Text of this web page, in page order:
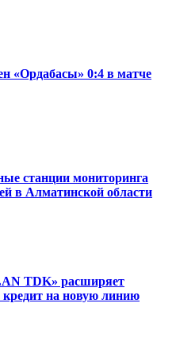
«Ордабасы» 0:4 в матче
станции мониторинга
в Алматинской области
TDK» расширяет
кредит на новую линию